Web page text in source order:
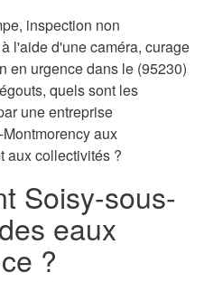
inspection non
l'aide d'une caméra, curage
en urgence dans le (95230)
quels sont les
une entreprise
aux
aux collectivités ?
Soisy-sous-
eaux
?